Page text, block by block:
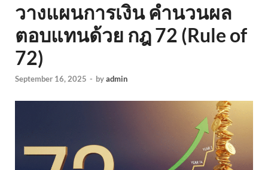
วางแผนการเงิน คำนวนผล
ตอบแทนด้วย กฎ 72 (Rule of
72)
September 16, 2025 - byadmin